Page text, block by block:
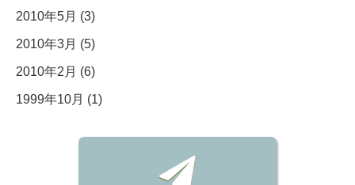
2010年5月 (3)
2010年3月 (5)
2010年2月 (6)
1999年10月 (1)